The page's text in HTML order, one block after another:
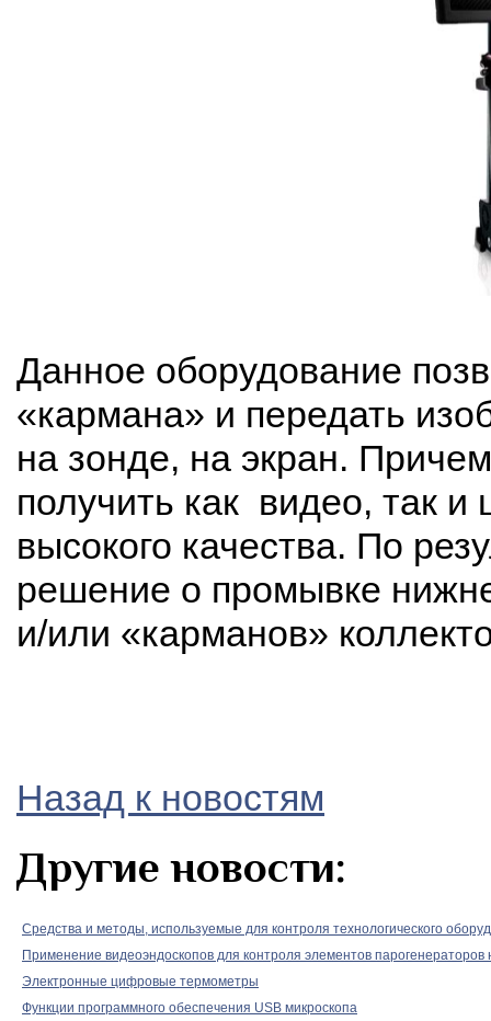
Данное оборудование
«кармана» и передать
на зонде, на экран.
получить как видео, так
высокого качества. По
решение о промывке
и/или «карманов»
Назад к новостям
Другие новости:
Средства и методы, используемые для контроля технологического
Применение видеоэндоскопов для контроля элементов
Электронные цифровые термометры
Функции программного обеспечения USB микроскопа